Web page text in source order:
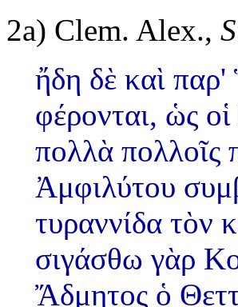
2a) Clem. Alex.,
ἤδη δὲ καὶ παρ'
φέρονται, ὡς
πολλὰ πολλοῖς
Ἀμφιλύτου
τυραννίδα τὸν
σιγάσθω γὰρ
Ἄδμητος ὁ